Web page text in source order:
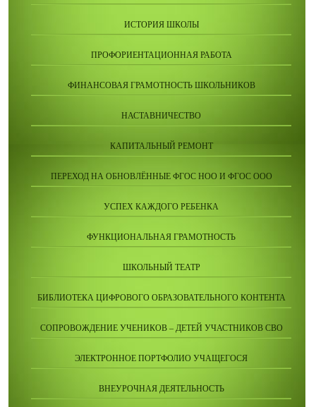
ИСТОРИЯ ШКОЛЫ
ПРОФОРИЕНТАЦИОННАЯ РАБОТА
ФИНАНСОВАЯ ГРАМОТНОСТЬ ШКОЛЬНИКОВ
НАСТАВНИЧЕСТВО
КАПИТАЛЬНЫЙ РЕМОНТ
ПЕРЕХОД НА ОБНОВЛЁННЫЕ ФГОС НОО И ФГОС ООО
УСПЕХ КАЖДОГО РЕБЕНКА
ФУНКЦИОНАЛЬНАЯ ГРАМОТНОСТЬ
ШКОЛЬНЫЙ ТЕАТР
БИБЛИОТЕКА ЦИФРОВОГО ОБРАЗОВАТЕЛЬНОГО КОНТЕНТА
СОПРОВОЖДЕНИЕ УЧЕНИКОВ – ДЕТЕЙ УЧАСТНИКОВ СВО
ЭЛЕКТРОННОЕ ПОРТФОЛИО УЧАЩЕГОСЯ
ВНЕУРОЧНАЯ ДЕЯТЕЛЬНОСТЬ